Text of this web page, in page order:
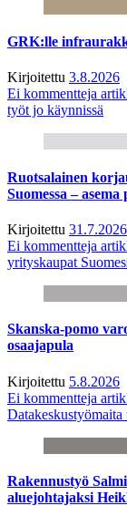
GRK:lle
Kirjoitettu 3.8.2026
Ei kommentteja
työt jo käynnissä
Ruotsalainen
Suomessa –
Kirjoitettu 31.7.2026
Ei kommentteja
yrityskaupat
Skanska-pomo
osaajapula
Kirjoitettu 5.8.2026
Ei kommentteja
Datakeskustyömaita
Rakennustyö
aluejohtajaksi